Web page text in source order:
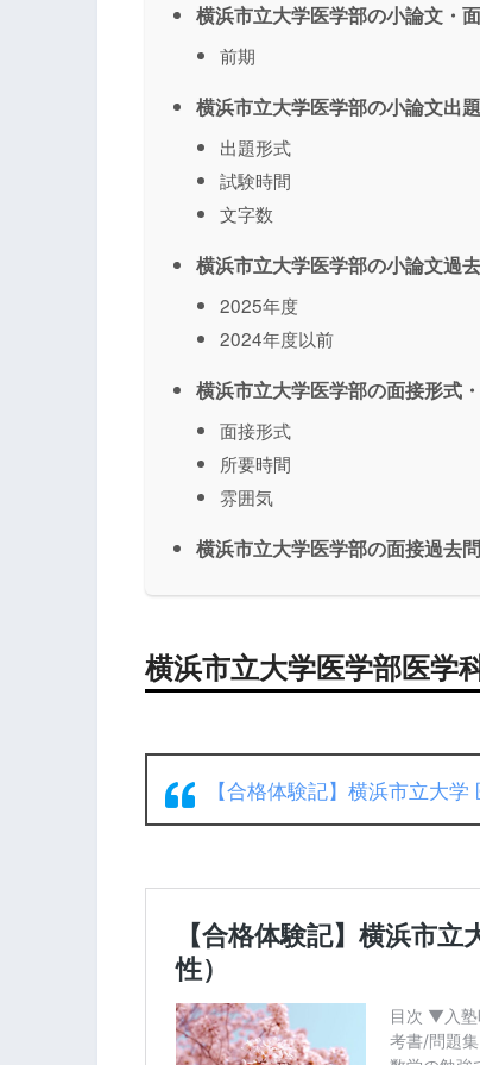
横浜市立大学医学部の小論文・
前期
横浜市立大学医学部の小論文出
出題形式
試験時間
文字数
横浜市立大学医学部の小論文過
2025年度
2024年度以前
横浜市立大学医学部の面接形式
面接形式
所要時間
雰囲気
横浜市立大学医学部の面接過去問
横浜市立大学医学部医学
【合格体験記】横浜市立大